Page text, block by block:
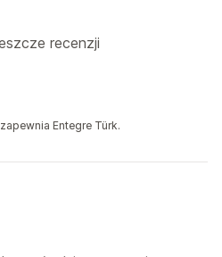
recenzji
Entegre Türk.